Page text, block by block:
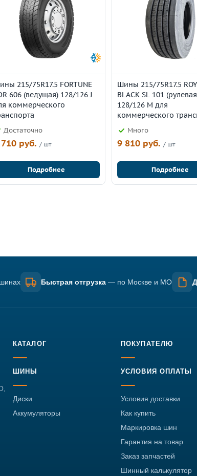
215/75R17.5 FORTUNE
606 (ведущая) 128/126 J
коммерческого
Достаточно
руб. / шт
Подробнее
Шины 215/75R17.5
BLACK SL 101
128/126 M для
коммерческого
Много
9 810 руб. / шт
Подробнее
Быстрая отгрузка — по Москве и МО
КАТАЛОГ
ШИНЫ
Диски
Аккумуляторы
ПОКУПАТЕЛЮ
УСЛОВИЯ ОПЛАТЫ
Условия доставки
Как купить
Маркировка шин
Гарантия на товар
Заказ запчастей
Шинный калькулятор